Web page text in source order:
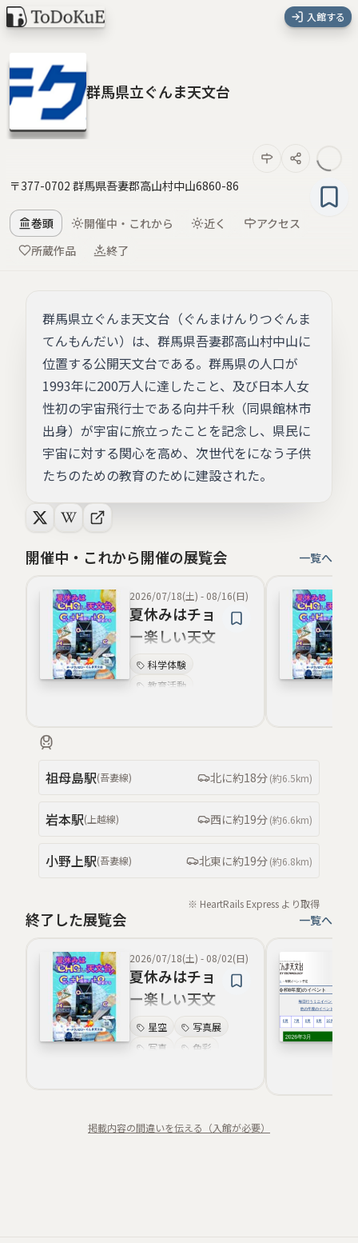
入館する
群馬県立ぐんま天文台
〒377-0702 群馬県吾妻郡高山村中山6860-86
巻頭 開催中・これから 近く
アクセス
所蔵作品
終了
群馬県立ぐんま天文台（ぐんまけんりつぐんま
てんもんだい）は、群馬県吾妻郡高山村中山に
位置する公開天文台である。群馬県の人口が
1993年に200万人に達したこと、及び日本人女
性初の宇宙飛行士である向井千秋（同県館林市
出身）が宇宙に旅立ったことを記念し、県民に
宇宙に対する関心を高め、次世代をになう子供
たちのための教育のために建設された。
開催中・これから開催の展覧会 一覧へ
2026/07/18(土) - 08/16(日)
夏休みはチョ
ー楽しい天文
台 科学体験
教育活動
祖母島駅(吾妻線) 北に約18分(約6.5km)
岩本駅( 上越線) 西に約19分(約6.6km)
小野上駅(吾妻線) 北東に約19分(約6.8km)
※ HeartRails Express より取得
終了した展覧会 一覧へ
2026/07/18(土) - 08/02(日)
夏休みはチョ
ー楽しい天文
台 星空
写真展
写真
色彩
掲載内容の間違いを伝える（入館が必要）